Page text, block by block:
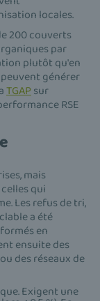
locales.
200 couverts
par
plutôt qu'en
générer
TGAPsur
RSE
mais
qui
Les refus de tri,
a été
en
ensuite des
des réseaux de
Exigent une